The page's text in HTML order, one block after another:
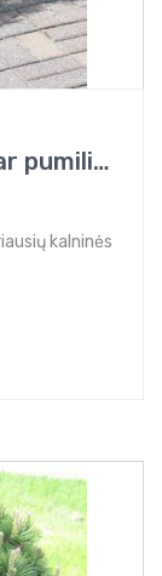
Pušis kalninė (Pinus mugo var pumilio)
kalninės